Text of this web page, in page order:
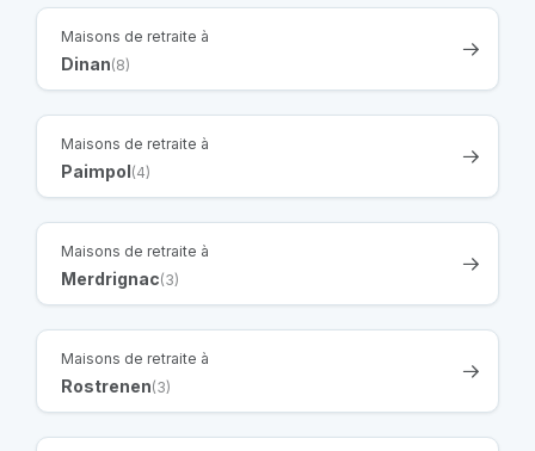
Maisons de retraite à
Dinan(8)
Maisons de retraite à
Paimpol (4)
Maisons de retraite à
Merdrignac(3)
Maisons de retraite à
Rostrenen(3)